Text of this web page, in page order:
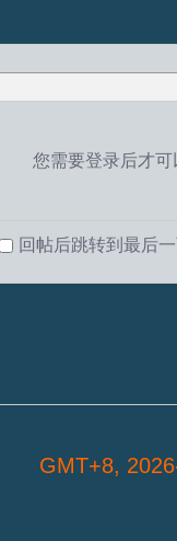
您需要登录后才
回帖后跳转到最后
GMT+8,